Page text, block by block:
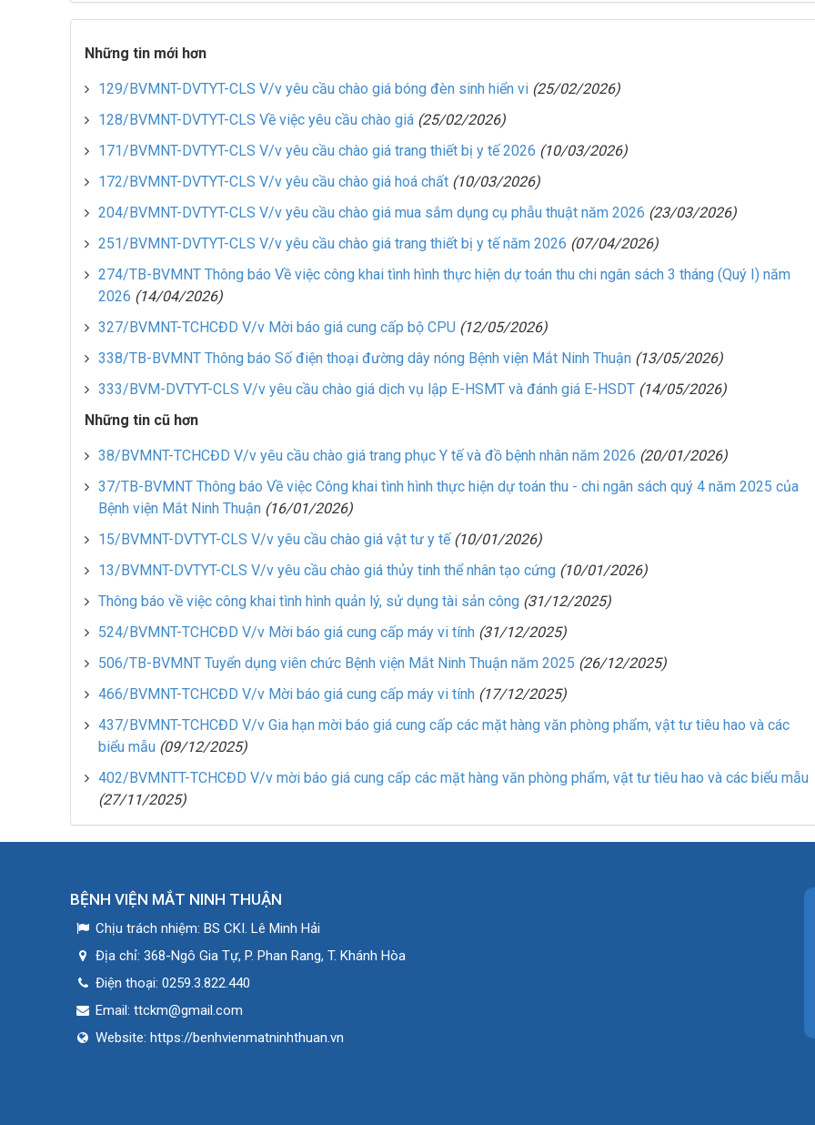
Những tin mới hơn
129/BVMNT-DVTYT-CLS V/v yêu cầu chào giá bóng đèn sinh hiển vi (25/02/2026)
128/BVMNT-DVTYT-CLS Về việc yêu cầu chào giá (25/02/2026)
171/BVMNT-DVTYT-CLS V/v yêu cầu chào giá trang thiết bị y tế 2026 (10/03/2026)
172/BVMNT-DVTYT-CLS V/v yêu cầu chào giá hoá chất (10/03/2026)
204/BVMNT-DVTYT-CLS V/v yêu cầu chào giá mua sắm dụng cụ phẫu thuật năm 2026 (23/03/2026)
251/BVMNT-DVTYT-CLS V/v yêu cầu chào giá trang thiết bị y tế năm 2026 (07/04/2026)
274/TB-BVMNT Thông báo Về việc công khai tình hình thực hiện dự toán thu chi ngân sách 3 tháng (Quý I) năm
2026 (14/04/2026)
327/BVMNT-TCHCĐD V/v Mời báo giá cung cấp bộ CPU (12/05/2026)
338/TB-BVMNT Thông báo Số điện thoại đường dây nóng Bệnh viện Mắt Ninh Thuận (13/05/2026)
333/BVM-DVTYT-CLS V/v yêu cầu chào giá dịch vụ lập E-HSMT và đánh giá E-HSDT (14/05/2026)
Những tin cũ hơn
38/BVMNT-TCHCĐD V/v yêu cầu chào giá trang phục Y tế và đồ bệnh nhân năm 2026 (20/01/2026)
37/TB-BVMNT Thông báo Về việc Công khai tình hình thực hiện dự toán thu - chi ngân sách quý 4 năm 2025 của
Bệnh viện Mắt Ninh Thuận (16/01/2026)
15/BVMNT-DVTYT-CLS V/v yêu cầu chào giá vật tư y tế (10/01/2026)
13/BVMNT-DVTYT-CLS V/v yêu cầu chào giá thủy tinh thể nhân tạo cứng (10/01/2026)
Thông báo về việc công khai tình hình quản lý, sử dụng tài sản công (31/12/2025)
524/BVMNT-TCHCĐD V/v Mời báo giá cung cấp máy vi tính (31/12/2025)
506/TB-BVMNT Tuyển dụng viên chức Bệnh viện Mắt Ninh Thuận năm 2025 (26/12/2025)
466/BVMNT-TCHCĐD V/v Mời báo giá cung cấp máy vi tính (17/12/2025)
437/BVMNT-TCHCĐD V/v Gia hạn mời báo giá cung cấp các mặt hàng văn phòng phẩm, vật tư tiêu hao và các
biểu mẫu (09/12/2025)
402/BVMNTT-TCHCĐD V/v mời báo giá cung cấp các mặt hàng văn phòng phẩm, vật tư tiêu hao và các biểu mẫu
(27/11/2025)
BỆNH VIỆN MẮT NINH THUẬN
Chịu trách nhiệm: BS CKI. Lê Minh Hải
Địa chỉ: 368-Ngô Gia Tự, P. Phan Rang, T. Khánh Hòa
Điện thoại: 0259.3.822.440
Email: ttckm@gmail.com
Website: https://benhvienmatninhthuan.vn